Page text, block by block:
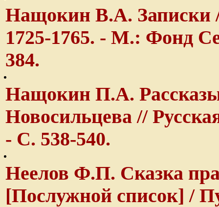
Нащокин В.А. Записки
1725-1765. - М.: Фонд
384.
Нащокин П.А.
Новосильцева //
- С. 538-540.
Неелов Ф.П. Сказка
[Послужной список] /